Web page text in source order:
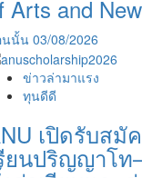
Arts and
นนั้น 03/08/2026
ข่าวล่ามาแรง
ทุนดีดี
เปิดรับสมั
ยนปริญญาโท